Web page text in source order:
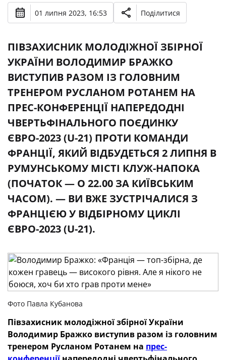
01 липня 2023, 16:53 Поділитися
ПІВЗАХИСНИК МОЛОДІЖНОЇ ЗБІРНОЇ
УКРАЇНИ ВОЛОДИМИР БРАЖКО
ВИСТУПИВ РАЗОМ ІЗ ГОЛОВНИМ
ТРЕНЕРОМ РУСЛАНОМ РОТАНЕМ НА
ПРЕС-КОНФЕРЕНЦІЇ НАПЕРЕДОДНІ
ЧВЕРТЬФІНАЛЬНОГО ПОЄДИНКУ
ЄВРО-2023 (U-21) ПРОТИ КОМАНДИ
ФРАНЦІЇ, ЯКИЙ ВІДБУДЕТЬСЯ 2 ЛИПНЯ В
РУМУНСЬКОМУ МІСТІ КЛУЖ-НАПОКА
(ПОЧАТОК — О 22.00 ЗА КИЇВСЬКИМ
ЧАСОМ). — ВИ ВЖЕ ЗУСТРІЧАЛИСЯ З
ФРАНЦІЄЮ У ВІДБІРНОМУ ЦИКЛІ
ЄВРО-2023 (U-21).
Фото Павла Кубанова
Півзахисник молодіжної збірної України
Володимир Бражко виступив разом із головним
тренером Русланом Ротанем на прес-